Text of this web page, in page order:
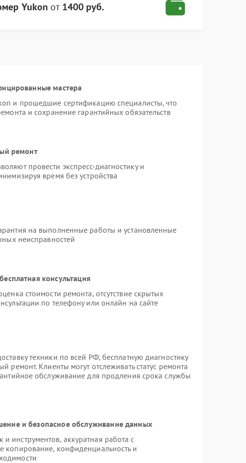
Yukon от 1400 руб.
мастера
и прошедшие сертификацию специалисты, что
и сохранение гарантийных обязательств
ремонт
провести экспресс-диагностику и
время без устройства
на выполненные работы и установленные
неисправностей
консультация
стоимости ремонта, отсутствие скрытых
по телефону или онлайн на сайте
техники по всей РФ, бесплатную диагностику
ремонт. Клиенты могут отслеживать статус ремонта
обслуживание для продления срока службы
и безопасное обслуживание данных
инструментов, аккуратная работа с
копирование, конфиденциальность и